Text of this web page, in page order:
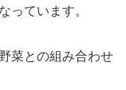
っています。
菜との組み合わせ